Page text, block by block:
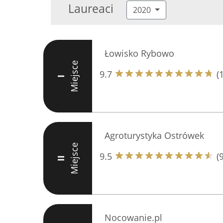
Laureaci 2020
I Miejsce
Łowisko Rybowo
9.7
II Miejsce
Agroturystyka Ostrówek
9.5
Nocowanie.pl